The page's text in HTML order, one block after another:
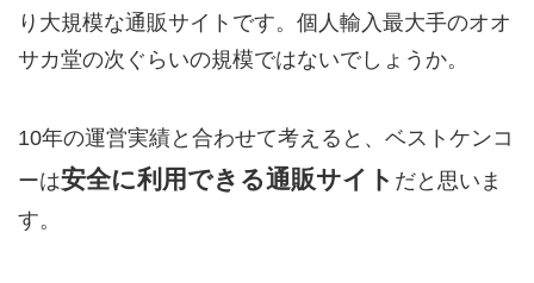
り大規模な通販サイトです。個人輸入最大手のオオ
サカ堂の次ぐらいの規模ではないでしょうか。
10年の運営実績と合わせて考えると、ベストケンコ
ーは安全に利用できる通販サイト だと思いま
す。